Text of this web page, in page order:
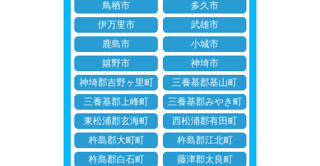
鳥栖市
多久市
伊万里市
武雄市
鹿島市
小城市
嬉野市
神埼市
神埼郡吉野ヶ里町
三養基郡基山町
三養基郡上峰町
三養基郡みやき町
東松浦郡玄海町
西松浦郡有田町
杵島郡大町町
杵島郡江北町
杵島郡白石町
藤津郡太良町